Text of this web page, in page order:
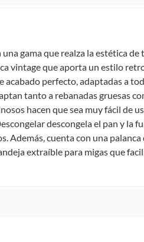
con todas sus etiquetas,
no puedan ser devueltos,
30 días desde que recibes el
te lo entregamos.
se entregan a través de una
alguna deficiencia, que sean
gama que realza la estética
vintage que aporta un estilo
acabado perfecto, adaptadas a
tanto a rebanadas gruesas
hacen que sea muy fácil de
descongela el pan y la
Además, cuenta con una
extraíble para migas que